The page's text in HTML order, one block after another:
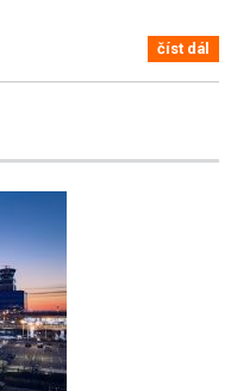
číst dál